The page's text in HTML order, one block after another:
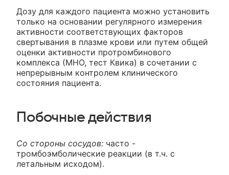
Дозу для каждого пациента можно установить
только на основании регулярного измерения
активности соответствующих факторов
свертывания в плазме крови или путем общей
оценки активности протромбинового
комплекса (МНО, тест Квика) в сочетании с
непрерывным контролем клинического
состояния пациента.
Побочные действия
Со стороны сосудов: часто -
тромбоэмболические реакции (в т.ч. с
летальным исходом).